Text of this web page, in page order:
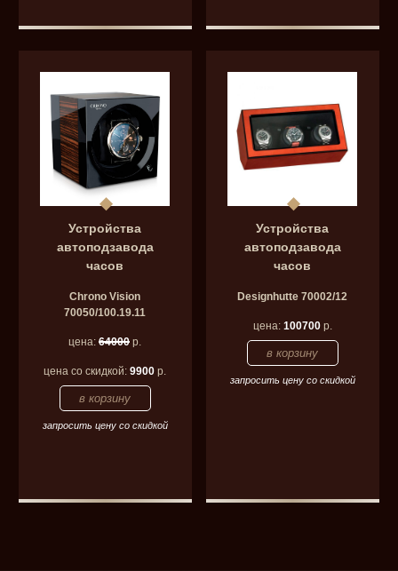
Устройства
автоподзавода
часов
Chrono Vision
70050/100.19.11
цена:64000 р.
цена со скидкой:9900 р.
запросить цену со скидкой
Устройства
автоподзавода
часов
Designhutte 70002/12
цена: 100700р.
запросить цену со скидкой